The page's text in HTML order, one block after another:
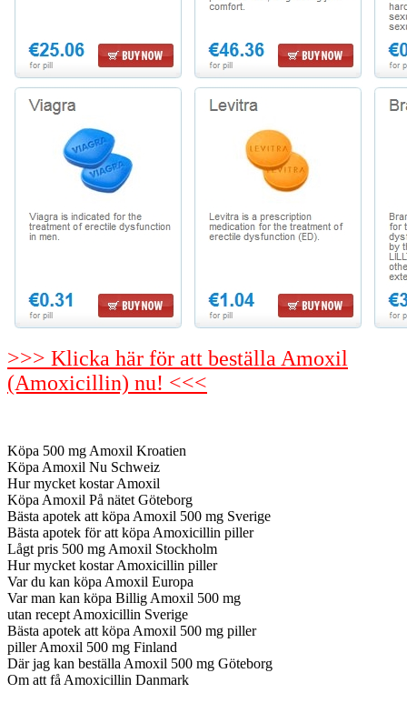
>>> Klicka här för att beställa Amoxil
(Amoxicillin) nu! <<<
Köpa 500 mg Amoxil Kroatien
Köpa Amoxil Nu Schweiz
Hur mycket kostar Amoxil
Köpa Amoxil På nätet Göteborg
Bästa apotek att köpa Amoxil 500 mg Sverige
Bästa apotek för att köpa Amoxicillin piller
Lågt pris 500 mg Amoxil Stockholm
Hur mycket kostar Amoxicillin piller
Var du kan köpa Amoxil Europa
Var man kan köpa Billig Amoxil 500 mg
utan recept Amoxicillin Sverige
Bästa apotek att köpa Amoxil 500 mg piller
piller Amoxil 500 mg Finland
Där jag kan beställa Amoxil 500 mg Göteborg
Om att få Amoxicillin Danmark